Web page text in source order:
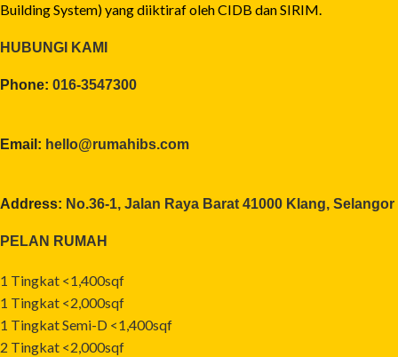
Building System) yang diiktiraf oleh CIDB dan SIRIM.
HUBUNGI KAMI
Phone: 016-3547300
Email: hello@rumahibs.com
Address: No.36-1, Jalan Raya Barat 41000 Klang, Selangor
PELAN RUMAH
1 Tingkat <1,400sqf
1 Tingkat <2,000sqf
1 Tingkat Semi-D <1,400sqf
2 Tingkat <2,000sqf